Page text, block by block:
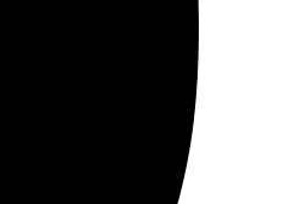
высшем уровне —
закажу еще!